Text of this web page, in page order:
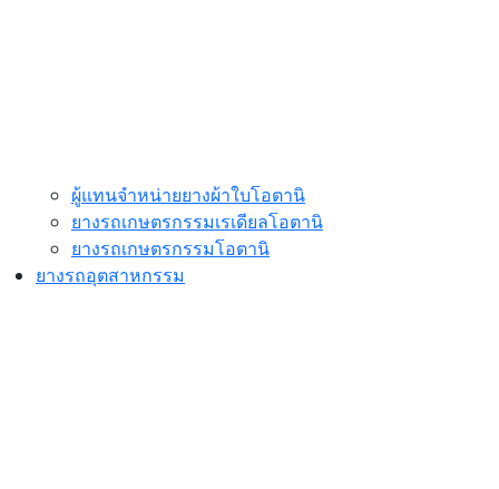
ผู้แทนจำหน่ายยางผ้าใบโอตานิ
ยางรถเกษตรกรรมเรเดียลโอตานิ
ยางรถเกษตรกรรมโอตานิ
ยางรถอุตสาหกรรม